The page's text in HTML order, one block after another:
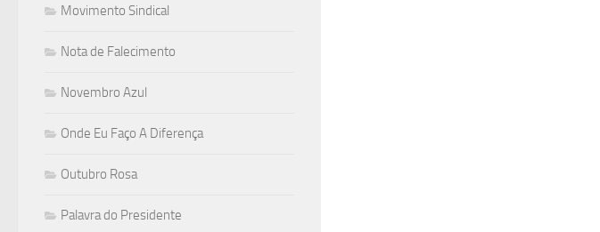
Movimento Sindical
Nota de Falecimento
Novembro Azul
Onde Eu Faço A Diferença
Outubro Rosa
Palavra do Presidente